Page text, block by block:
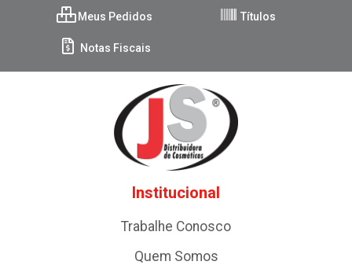
Meus Pedidos Títulos
Notas Fiscais
Institucional
Trabalhe Conosco
Quem Somos